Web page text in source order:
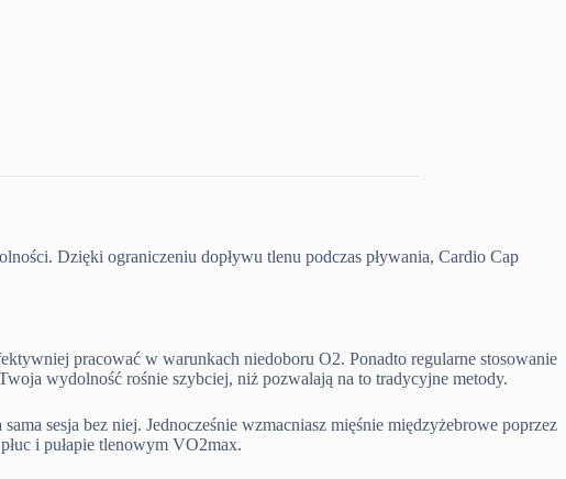
Dzięki ograniczeniu dopływu tlenu podczas pływania, Cardio Cap
pracować w warunkach niedoboru O2. Ponadto regularne stosowanie
wydolność rośnie szybciej, niż pozwalają na to tradycyjne metody.
sesja bez niej. Jednocześnie wzmacniasz mięśnie międzyżebrowe poprzez
i pułapie tlenowym VO2max.